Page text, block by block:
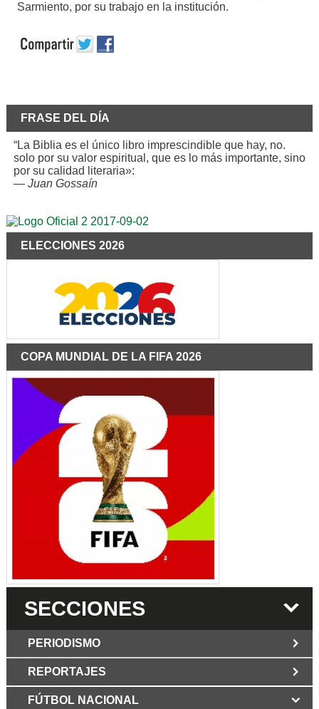
Sarmiento, por su trabajo en la institución.
FRASE DEL DÍA
“La Biblia es el único libro imprescindible que hay, no.
solo por su valor espiritual, que es lo más importante, sino
por su calidad literaria»:
— Juan Gossaín
ELECCIONES 2026
COPA MUNDIAL DE LA FIFA 2026
SECCIONES
PERIODISMO
Los Periodist@s
El silencio del poder. Hay otro mártir de la
REPORTAJES
FÚTBOL NACIONAL